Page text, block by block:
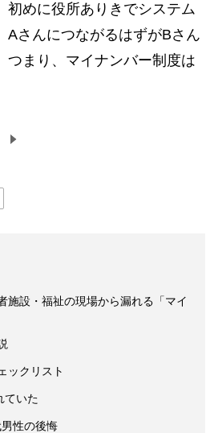
めに役所ありきでシステム
AさんにつながるはずがBさん
つまり、マイナンバー制度は
設・福祉の現場から漏れる「マイ
ックリスト
ていた
性の後悔